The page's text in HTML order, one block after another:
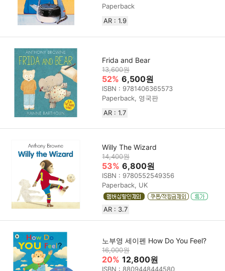
Paperback
AR : 1.9
Frida and Bear
13,600원
52% 6,500원
ISBN : 9781406365573
Paperback, 영국판
AR : 1.7
Willy The Wizard
14,400원
53% 6,800원
ISBN : 9780552549356
Paperback, UK
AR : 3.7
노부영 세이펜 How Do You Feel?
16,000원
20% 12,800원
ISBN : 8809448444580